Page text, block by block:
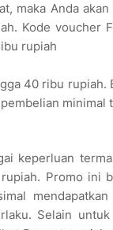
maka Anda
Kode voucher
rupiah
40 ribu
minimal
keperluan
Promo ini
Selain